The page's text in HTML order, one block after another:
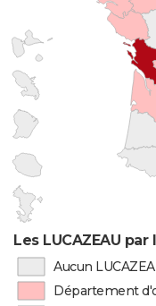
Les LUCAZEAU
Aucun
Département